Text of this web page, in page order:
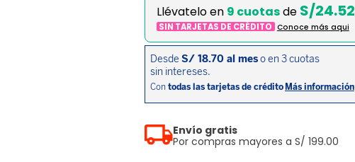
Llévatelo en 9 cuotasde S/24.52
SIN TARJETAS DE CRÉDITO Conoce más aqui
Envío gratis
Por compras mayores a S/ 199.00